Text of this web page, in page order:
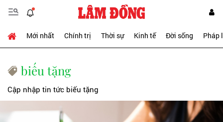
Mới nhất Chính trị Thời sự Kinh tế Đời sống Pháp
biếu tặng
Cập nhập tin tức biếu tặng